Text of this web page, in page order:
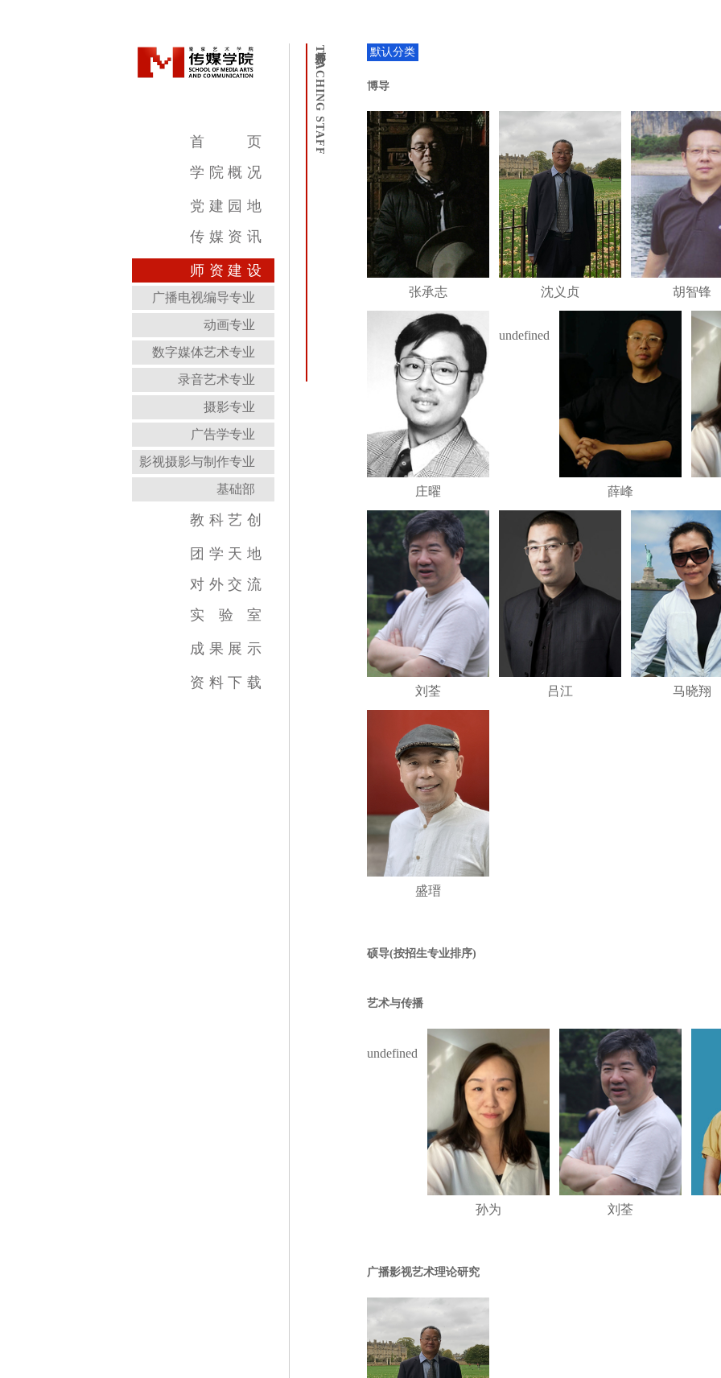
首
页
学 院 概 况
学院简介
学院领导
机构设置
教学设施
专业介绍
党 建 园 地
传 媒 资 讯
传媒新闻
传媒公告
传媒艺讯
师 资 建 设
广播电视编导专业
动画专业
数字媒体艺术专业
录音艺术专业
摄影专业
广告学专业
影视摄影与制作专业
基础部
教 科 艺 创
教育教学新闻
科研成果
艺术创作
团 学 天 地
对 外 交 流
实
验 室
国家示范中心
虚拟实践教育中心
传媒实验教学平台
虚拟仿真教学中心
跨学科综合训练中心
数字图像教育中心
成 果 展 示
视频类
数媒类
摄影类
广告类
录音类
美术类
资 料 下 载
默认分类
TEACHING STAFF 博导
张承志 沈义贞 胡智锋
庄曜
undefined
薛峰
刘荃 吕江 马晓翔
盛瑨
硕导(按招生专业排序)
艺术与传播
undefined
孙为 刘荃
广播影视艺术理论研究